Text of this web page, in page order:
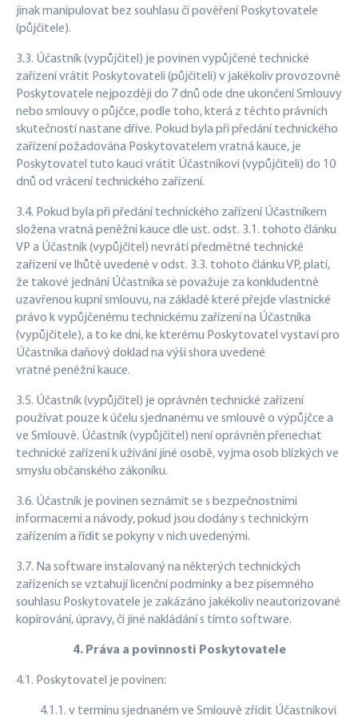
jinak manipulovat bez souhlasu či pověření Poskytovatele
(půjčitele).
3.3. Účastník (vypůjčitel) je povinen vypůjčené technické
zařízení vrátit Poskytovateli (půjčiteli) v jakékoliv provozovně
Poskytovatele nejpozději do 7 dnů ode dne ukončení Smlouvy
nebo smlouvy o půjčce, podle toho, která z těchto právních
skutečností nastane dříve. Pokud byla při předání technického
zařízení požadována Poskytovatelem vratná kauce, je
Poskytovatel tuto kauci vrátit Účastníkovi (vypůjčiteli) do 10
dnů od vrácení technického zařízení.
3.4. Pokud byla při předání technického zařízení Účastníkem
složena vratná peněžní kauce dle ust. odst. 3.1. tohoto článku
VP a Účastník (vypůjčitel) nevrátí předmětné technické
zařízení ve lhůtě uvedené v odst. 3.3. tohoto článku VP, platí,
že takové jednání Účastníka se považuje za konkludentně
uzavřenou kupní smlouvu, na základě které přejde vlastnické
právo k vypůjčenému technickému zařízení na Účastníka
(vypůjčitele), a to ke dni, ke kterému Poskytovatel vystaví pro
Účastníka daňový doklad na výši shora uvedené
vratné peněžní kauce.
3.5. Účastník (vypůjčitel) je oprávněn technické zařízení
používat pouze k účelu sjednanému ve smlouvě o výpůjčce a
ve Smlouvě. Účastník (vypůjčitel) není oprávněn přenechat
technické zařízení k užívání jiné osobě, vyjma osob blízkých ve
smyslu občanského zákoníku.
3.6. Účastník je povinen seznámit se s bezpečnostními
informacemi a návody, pokud jsou dodány s technickým
zařízením a řídit se pokyny v nich uvedenými.
3.7. Na software instalovaný na některých technických
zařízeních se vztahují licenční podmínky a bez písemného
souhlasu Poskytovatele je zakázáno jakékoliv neautorizované
kopírování, úpravy, či jiné nakládání s tímto software.
4. Práva a povinnosti Poskytovatele
4.1. Poskytovatel je povinen:
4.1.1. v termínu sjednaném ve Smlouvě zřídit Účastníkovi